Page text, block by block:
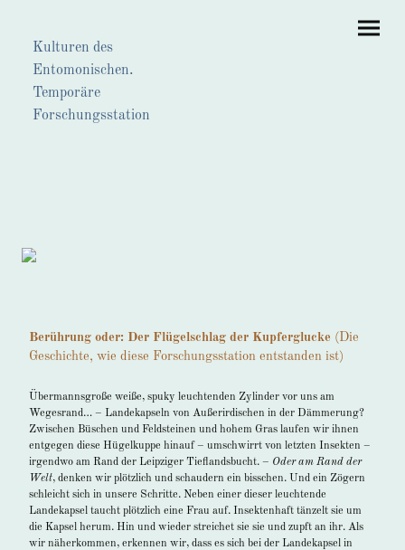
Kulturen des
Entomonischen.
Temporäre
Forschungsstation
Berührung oder: Der Flügelschlag der Kupferglucke (Die
Geschichte, wie diese Forschungsstation entstanden ist)
Übermannsgroße weiße, spuky leuchtenden Zylinder vor uns am
Wegesrand… – Landekapseln von Außerirdischen in der Dämmerung?
Zwischen Büschen und Feldsteinen und hohem Gras laufen wir ihnen
entgegen diese Hügelkuppe hinauf – umschwirrt von letzten Insekten –
irgendwo am Rand der Leipziger Tieflandsbucht. – Oder am Rand der
Welt, denken wir plötzlich und schaudern ein bisschen. Und ein Zögern
schleicht sich in unsere Schritte. Neben einer dieser leuchtende
Landekapsel taucht plötzlich eine Frau auf. Insektenhaft tänzelt sie um
die Kapsel herum. Hin und wieder streichet sie sie und zupft an ihr. Als
wir näherkommen, erkennen wir, dass es sich bei der Landekapsel in